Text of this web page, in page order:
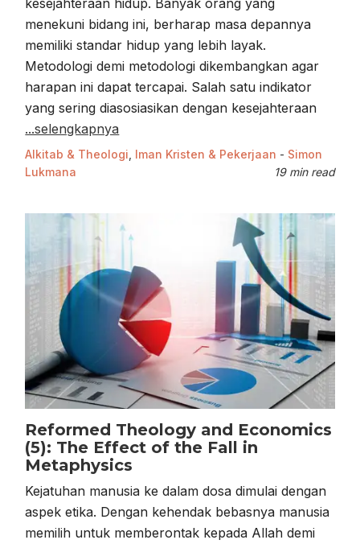
kesejahteraan hidup. Banyak orang yang
menekuni bidang ini, berharap masa depannya
memiliki standar hidup yang lebih layak.
Metodologi demi metodologi dikembangkan agar
harapan ini dapat tercapai. Salah satu indikator
yang sering diasosiasikan dengan kesejahteraan
...selengkapnya
Alkitab & Theologi Iman Kristen & Pekerjaan - Simon
Lukmana
19 min read
Reformed Theology and Economics
(5): The Effect of the Fall in
Metaphysics
Kejatuhan manusia ke dalam dosa dimulai dengan
aspek etika. Dengan kehendak bebasnya manusia
memilih untuk memberontak kepada Allah demi